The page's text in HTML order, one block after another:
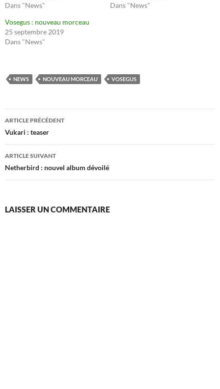
Dans "News"
Dans "News"
Vosegus : nouveau morceau
25 septembre 2019
Dans "News"
NEWS NOUVEAU MORCEAU VOSEGUS
Navigation
des
articles
ARTICLE PRÉCÉDENT
Vukari : teaser
ARTICLE SUIVANT
Netherbird : nouvel album dévoilé
LAISSER UN COMMENTAIRE